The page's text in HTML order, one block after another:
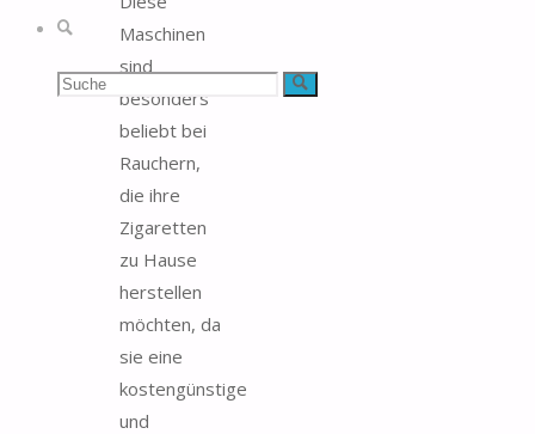
Suche
Suchen Suche
Maschinen
sind
besonders
beliebt bei
Rauchern,
die ihre
Zigaretten
zu Hause
herstellen
möchten, da
sie eine
kostengünstige
und